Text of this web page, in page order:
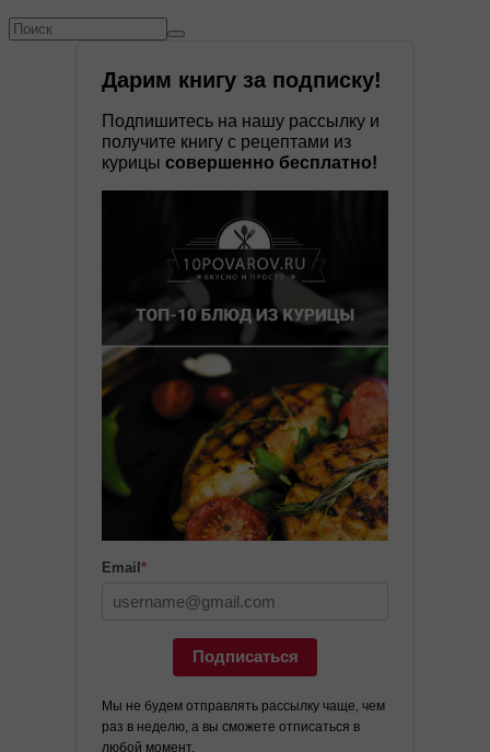
Дарим книгу за подписку!
Подпишитесь на нашу рассылку и
получите книгу с рецептами из
курицы совершенно бесплатно!
Email *
Подписаться
Мы не будем отправлять рассылку чаще, чем
раз в неделю, а вы сможете отписаться в
любой момент.